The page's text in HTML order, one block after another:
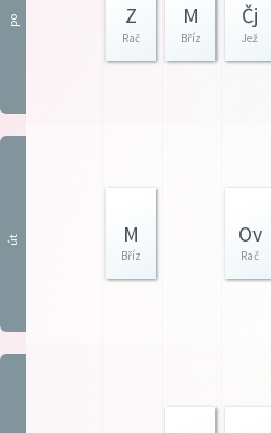
po Z
Rač
M
Bříz
Čj
Jež
út M
Bříz
Ov
Rač